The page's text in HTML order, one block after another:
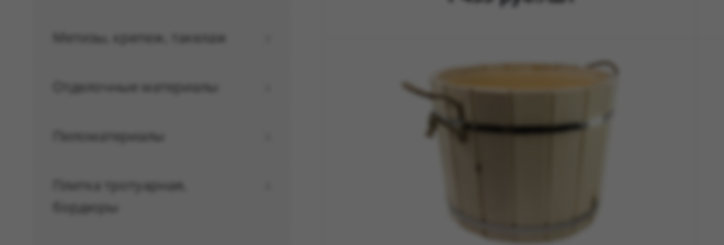
метизы, крепеж, такелаж
отделочные материалы
пиломатериалы
бордюры